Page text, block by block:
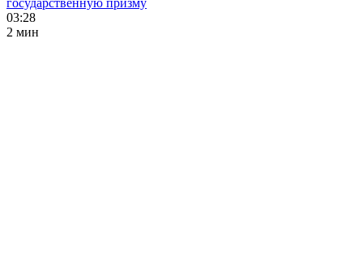
государственную призму
03:28
2 мин